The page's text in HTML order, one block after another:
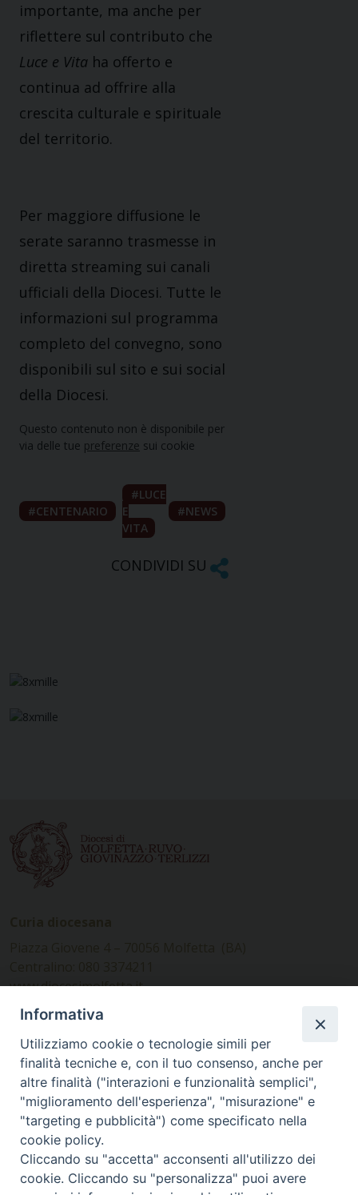
importante, ma anche per
riflettere sul contributo che
Luce e Vita ha offerto e
continua ad offrire alla
crescita culturale e spirituale
del territorio.
Per maggiore diffusione le
serate saranno trasmesse in
diretta streaming sui canali
ufficiali della Diocesi. Tutte le
informazioni sul programma
completo del convegno, sono
disponibili sul sito e sui social
della Diocesi.
Questo contenuto non è disponibile per
via delle tue preferenze sui cookie
CENTENARIO
LUCE
E
VITA
NEWS
CONDIVIDI SU
www.diocesimolfetta.it –
diocesimolfetta@pec.chiesacattolica.it
Ufficio Comunicazioni sociali
Piazza Giovene 4 – 70056 Molfetta (BA)
comunicazionisociali@diocesimolfetta.it
SEGUICI SU
Facebook
Instagram
X YouTube
Feed
Informativa
Utilizziamo cookie o tecnologie simili per
finalità tecniche e, con il tuo consenso, anche per
altre finalità ("interazioni e funzionalità semplici",
"miglioramento dell'esperienza", "misurazione" e
"targeting e pubblicità") come specificato nella
cookie policy.
Cliccando su "accetta" acconsenti all'utilizzo dei
cookie. Cliccando su "personalizza" puoi avere